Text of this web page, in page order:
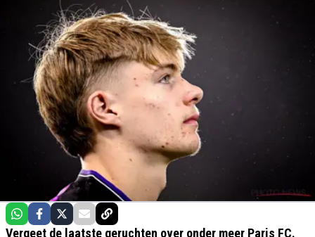
Vergeet de laatste geruchten over onder meer Paris FC.